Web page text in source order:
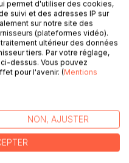
jeunes encore à venir.
transmis de génération
un meuble : il est
Il a vu passer les
départs, les retours, les
Il a traversé le temps
comptent, et garde en lui,
fait d'un lit, ancien le
et d'un objet
qui ne s'est jamais
permet d'utiliser des cookies,
suivi et des adresses IP sur
sur notre site des
(plateformes vidéo).
ultérieur des données
tiers. Par votre réglage,
dessus. Vous pouvez
pour l'avenir. (Mentions
NON, AJUSTER